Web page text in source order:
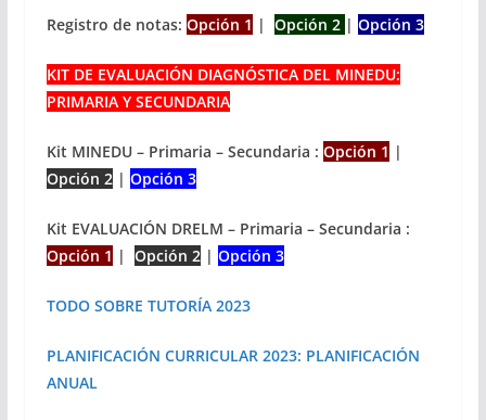
Registro de notas: Opción 1 | Opción 2 | Opción 3
KIT DE EVALUACIÓN DIAGNÓSTICA DEL MINEDU:
PRIMARIA Y SECUNDARIA
Kit MINEDU – Primaria – Secundaria : Opción 1 |
Opción 2| Opción 3
Kit EVALUACIÓN DRELM – Primaria – Secundaria :
Opción 1 | Opción 2| Opción 3
TODO SOBRE TUTORÍA 2023
PLANIFICACIÓN CURRICULAR 2023: PLANIFICACIÓN
ANUAL